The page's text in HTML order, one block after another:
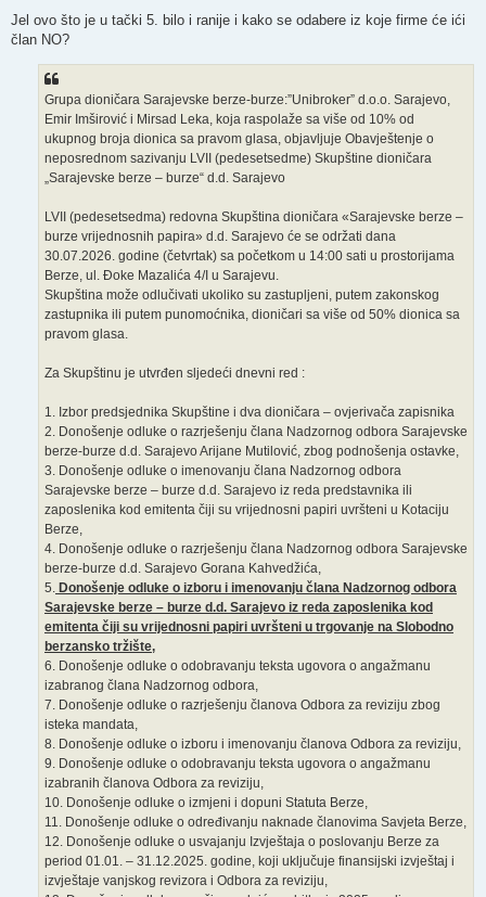
s
Jel ovo što je u tački 5. bilo i ranije i kako se odabere iz koje firme će ići
član NO?
Grupa dioničara Sarajevske berze-burze:”Unibroker” d.o.o. Sarajevo,
Emir Imširović i Mirsad Leka, koja raspolaže sa više od 10% od
ukupnog broja dionica sa pravom glasa, objavljuje Obavještenje o
neposrednom sazivanju LVII (pedesetsedme) Skupštine dioničara
„Sarajevske berze – burze“ d.d. Sarajevo
LVII (pedesetsedma) redovna Skupština dioničara «Sarajevske berze –
burze vrijednosnih papira» d.d. Sarajevo će se održati dana
30.07.2026. godine (četvrtak) sa početkom u 14:00 sati u prostorijama
Berze, ul. Đoke Mazalića 4/I u Sarajevu.
Skupština može odlučivati ukoliko su zastupljeni, putem zakonskog
zastupnika ili putem punomoćnika, dioničari sa više od 50% dionica sa
pravom glasa.
Za Skupštinu je utvrđen sljedeći dnevni red :
1. Izbor predsjednika Skupštine i dva dioničara – ovjerivača zapisnika
2. Donošenje odluke o razrješenju člana Nadzornog odbora Sarajevske
berze-burze d.d. Sarajevo Arijane Mutilović, zbog podnošenja ostavke,
3. Donošenje odluke o imenovanju člana Nadzornog odbora
Sarajevske berze – burze d.d. Sarajevo iz reda predstavnika ili
zaposlenika kod emitenta čiji su vrijednosni papiri uvršteni u Kotaciju
Berze,
4. Donošenje odluke o razrješenju člana Nadzornog odbora Sarajevske
berze-burze d.d. Sarajevo Gorana Kahvedžića,
5. Donošenje odluke o izboru i imenovanju člana Nadzornog odbora
Sarajevske berze – burze d.d. Sarajevo iz reda zaposlenika kod
emitenta čiji su vrijednosni papiri uvršteni u trgovanje na Slobodno
berzansko tržište,
6. Donošenje odluke o odobravanju teksta ugovora o angažmanu
izabranog člana Nadzornog odbora,
7. Donošenje odluke o razrješenju članova Odbora za reviziju zbog
isteka mandata,
8. Donošenje odluke o izboru i imenovanju članova Odbora za reviziju,
9. Donošenje odluke o odobravanju teksta ugovora o angažmanu
izabranih članova Odbora za reviziju,
10. Donošenje odluke o izmjeni i dopuni Statuta Berze,
11. Donošenje odluke o određivanju naknade članovima Savjeta Berze,
12. Donošenje odluke o usvajanju Izvještaja o poslovanju Berze za
period 01.01. – 31.12.2025. godine, koji uključuje finansijski izvještaj i
izvještaje vanjskog revizora i Odbora za reviziju,